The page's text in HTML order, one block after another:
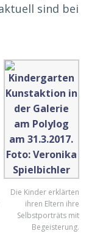
sind bei
Die Kinder erklärten
ihren Eltern ihre
Selbstporträts mit
Begeisterung.